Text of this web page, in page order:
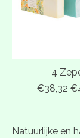
4
€38,32
Natuurlijke en